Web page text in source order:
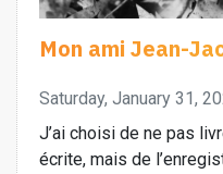
Mon ami Jean-
Saturday, January 31,
J’ai choisi de ne pas
écrite, mais de